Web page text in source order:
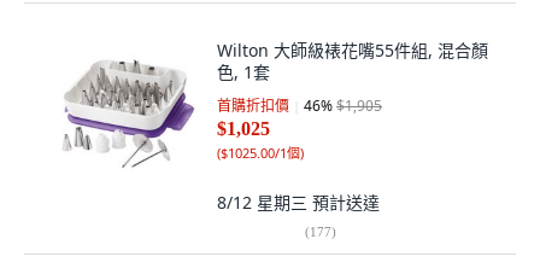
Wilton 大師級裱花嘴55件組, 混合顏
色, 1套
首購折扣價 46%$1,905
$1,025
($1025.00/1個)
8/12 星期三 預計送達
(177)